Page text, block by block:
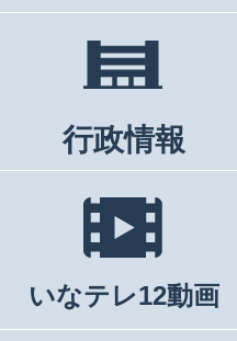
行政情報
いなテレ12動画